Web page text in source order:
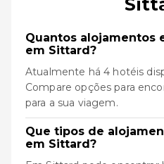
Quantos alojamentos
em Sittard?
Atualmente há 4 hotéis
Compare opções para
para a sua viagem.
Que tipos de
em Sittard?